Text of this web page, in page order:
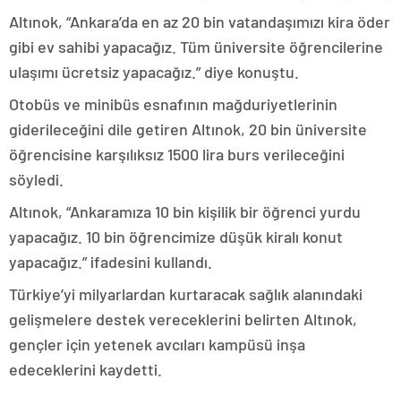
Altınok, “Ankara’da en az 20 bin vatandaşımızı kira öder
gibi ev sahibi yapacağız. Tüm üniversite öğrencilerine
ulaşımı ücretsiz yapacağız.” diye konuştu.
Otobüs ve minibüs esnafının mağduriyetlerinin
giderileceğini dile getiren Altınok, 20 bin üniversite
öğrencisine karşılıksız 1500 lira burs verileceğini
söyledi.
Altınok, “Ankaramıza 10 bin kişilik bir öğrenci yurdu
yapacağız. 10 bin öğrencimize düşük kiralı konut
yapacağız.” ifadesini kullandı.
Türkiye’yi milyarlardan kurtaracak sağlık alanındaki
gelişmelere destek vereceklerini belirten Altınok,
gençler için yetenek avcıları kampüsü inşa
edeceklerini kaydetti.